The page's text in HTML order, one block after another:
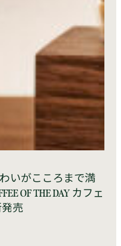
いがこころまで満
OF THE DAY カフェ
発売